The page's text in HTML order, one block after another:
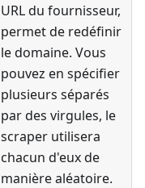
URL du fournisseur,
permet de redéfinir
le domaine. Vous
pouvez en spécifier
plusieurs séparés
par des virgules, le
scraper utilisera
chacun d'eux de
manière aléatoire.